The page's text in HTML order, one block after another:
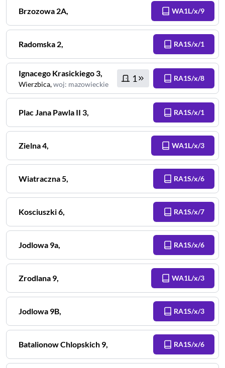
Brzozowa 2A, WA1L/x/9
Radomska 2, RA1S/x/1
Ignacego Krasickiego3,
Wierzbica,woj: mazowieckie
1 RA1S/x/8
Plac Jana Pawla II 3, RA1S/x/1
Zielna4, WA1L/x/3
Wiatraczna5, RA1S/x/6
Kosciuszki6, RA1S/x/7
Jodlowa 9a, RA1S/x/6
Zrodlana 9, WA1L/x/3
Jodlowa 9B, RA1S/x/3
Batalionow Chlopskich 9, RA1S/x/6